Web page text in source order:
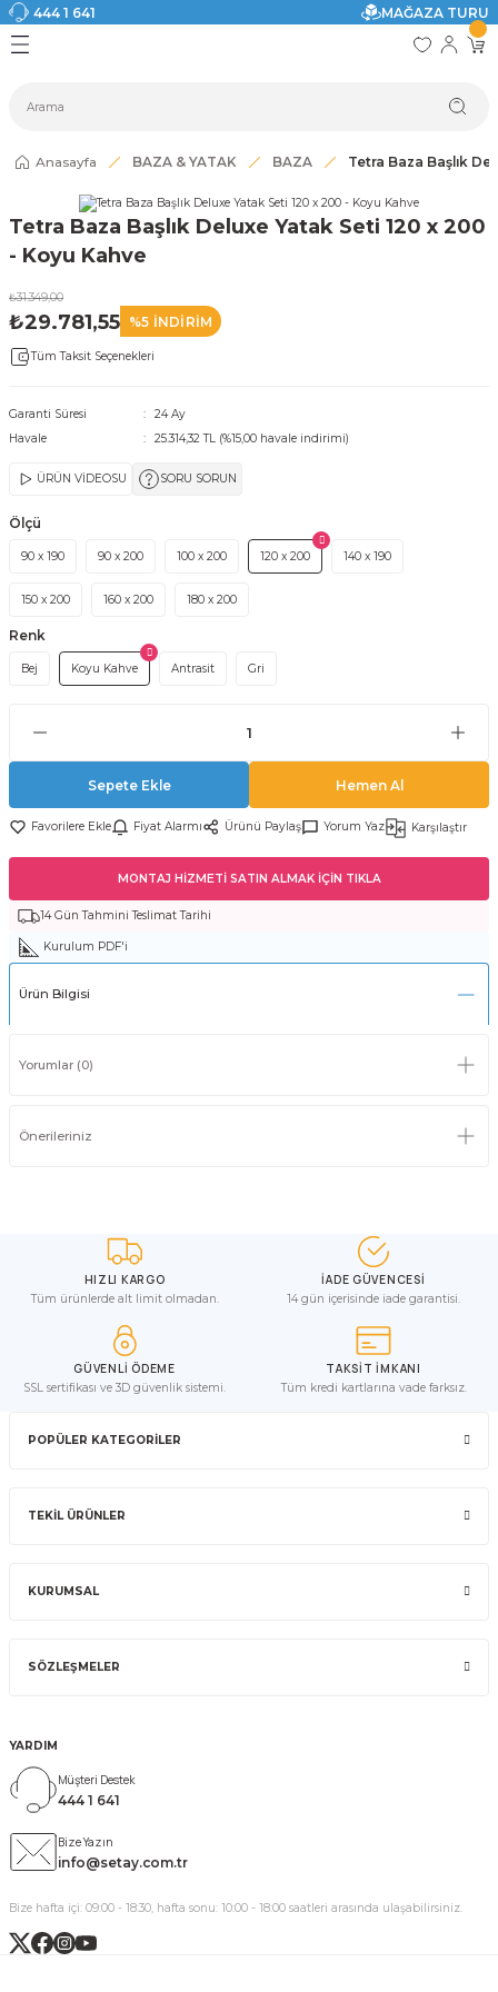
444 1 641
MAĞAZA TURU
Geri Dön
Modelleri
Geri Dön
Geri Dön
Geri Dön
Geri Dön
Geri Dön
Anasayfa BAZA & YATAK BAZA Tetra Baza Başlık
Tetra Baza Başlık Deluxe Yatak Seti 120 x 200
- Koyu Kahve
₺31.349,00
₺29.781,55 %5 İNDİRİM
Tüm Taksit Seçenekleri
Garanti Süresi
24 Ay
Havale
25.314,32 TL (%15,00 havale indirimi)
ÜRÜN VİDEOSU SORU SORUN
Ölçü
90 x 190 90 x 200 100 x 200 120 x 200 140 x 190
150 x 200 160 x 200 180 x 200
Renk
Bej Koyu Kahve Antrasit Gri
Sepete Ekle Hemen Al
Fiyat Alarmı Ürünü Paylaş Yorum Yaz Karşılaştır
MONTAJ HİZMETİ SATIN ALMAK İÇİN TIKLA
14 Gün Tahmini Teslimat Tarihi
Kurulum PDF'i
Ürün Bilgisi
Yorumlar (0)
Önerileriniz
HIZLI KARGO
Tüm ürünlerde alt limit olmadan.
İADE GÜVENCESİ
14 gün içerisinde iade garantisi.
GÜVENLİ ÖDEME
SSL sertifikası ve 3D güvenlik sistemi.
TAKSİT İMKANI
Tüm kredi kartlarına vade farksız.
POPÜLER KATEGORİLER
TEKİL ÜRÜNLER
KURUMSAL
SÖZLEŞMELER
YARDIM
Müşteri Destek
444 1 641
Bize Yazın
info@setay.com.tr
Bize hafta içi: 09:00 - 18:30, hafta sonu: 10:00 - 18:00 saatleri arasında ulaşabilirsiniz.